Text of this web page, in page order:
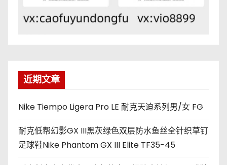
近期文章
Nike Tiempo Ligera Pro LE 耐克天迫系列男/女 FG
耐克低帮幻影GX III黑灰绿色双层防水鱼丝全针织草钉
足球鞋Nike Phantom GX III Elite TF35-45